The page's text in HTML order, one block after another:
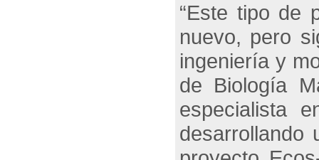
“Este tipo de
nuevo, pero
ingeniería y
de Biología
especialista
desarrollando